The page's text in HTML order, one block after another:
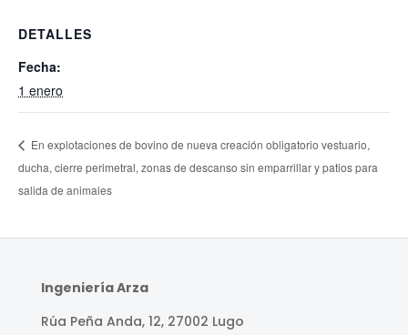
DETALLES
Fecha:
1 enero
En explotaciones de bovino de nueva creación obligatorio vestuario,
ducha, cierre perimetral, zonas de descanso sin emparrillar y patios para
salida de animales
Ingeniería Arza
Rúa Peña Anda, 12, 27002 Lugo